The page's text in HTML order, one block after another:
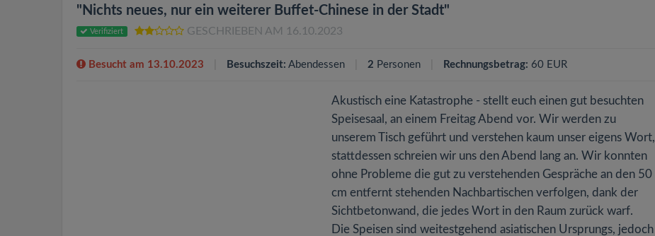
"Nichts neues, nur ein weiterer Buffet-Chinese in der Stadt"
Verifiziert GESCHRIEBEN AM 16.10.2023
Besucht am 13.10.2023 Besuchszeit: Abendessen 2 Personen Rechnungsbetrag: 60 EUR
Akustisch eine Katastrophe - stellt euch einen gut besuchten
Speisesaal, an einem Freitag Abend vor. Wir werden zu
unserem Tisch geführt und verstehen kaum unser eigens Wort,
stattdessen schreien wir uns den Abend lang an. Wir konnten
ohne Probleme die gut zu verstehenden Gespräche an den 50
cm entfernt stehenden Nachbartischen verfolgen, dank der
Sichtbetonwand, die jedes Wort in den Raum zurück warf.
Die Speisen sind weitestgehend asiatischen Ursprungs, jedoch